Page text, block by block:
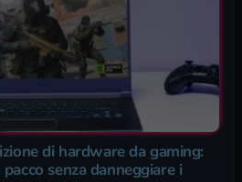
di hardware da gaming:
senza danneggiare i